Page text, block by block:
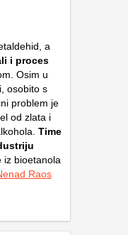
a
i proces
Osim u
osobito s
problem je
od zlata i
Time
iz bioetanola
Raos